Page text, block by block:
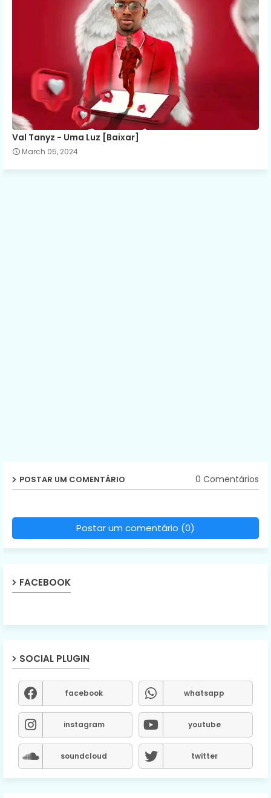
Val Tanyz - Uma Luz [Baixar]
March 05, 2024
POSTAR UM COMENTÁRIO 0 Comentários
Postar um comentário (0)
FACEBOOK
SOCIAL PLUGIN
facebook whatsapp
instagram youtube
soundcloud twitter